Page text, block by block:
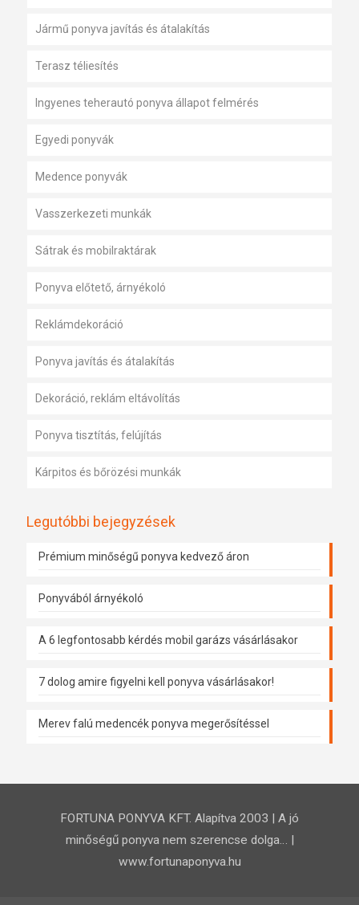
Jármű ponyva javítás és átalakítás
Terasz téliesítés
Ingyenes teherautó ponyva állapot felmérés
Egyedi ponyvák
Medence ponyvák
Vasszerkezeti munkák
Sátrak és mobilraktárak
Ponyva előtető, árnyékoló
Reklámdekoráció
Ponyva javítás és átalakítás
Dekoráció, reklám eltávolítás
Ponyva tisztítás, felújítás
Kárpitos és bőrözési munkák
Legutóbbi bejegyzések
Prémium minőségű ponyva kedvező áron
Ponyvából árnyékoló
A 6 legfontosabb kérdés mobil garázs vásárlásakor
7 dolog amire figyelni kell ponyva vásárlásakor!
Merev falú medencék ponyva megerősítéssel
FORTUNA PONYVA KFT. Alapítva 2003 | A jó
minőségű ponyva nem szerencse dolga… |
www.fortunaponyva.hu